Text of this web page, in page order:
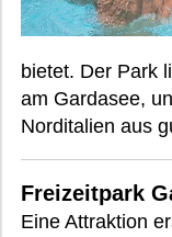
bietet. Der Park
am Gardasee,
Norditalien aus
Freizeitpark
Eine Attraktion